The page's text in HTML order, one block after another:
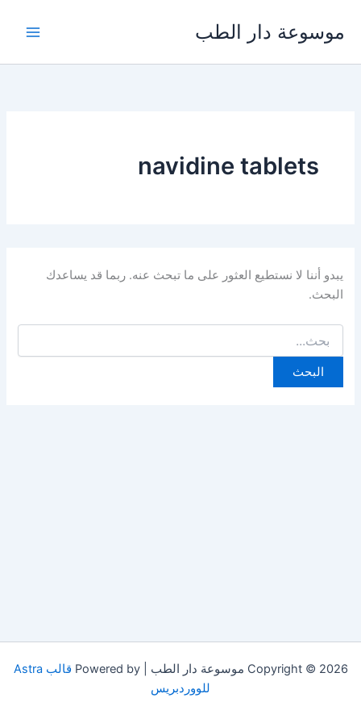
المحتوى
موسوعة دار الطب
navidine tablets
يبدو أننا لا نستطيع العثور على ما تبحث عنه. ربما قد يساعدك
البحث.
عن:
Copyright © 2026 موسوعة دار الطب | Powered by
قالب Astra
للووردبريس